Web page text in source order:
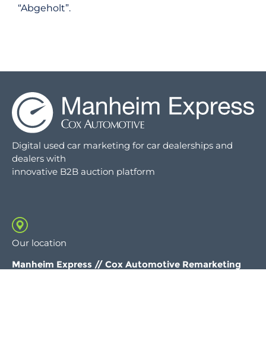
“Abgeholt”.
Digital used car marketing for car dealerships and
dealers with
innovative B2B auction platform
Our location
Manheim Express // Cox Automotive Remarketing